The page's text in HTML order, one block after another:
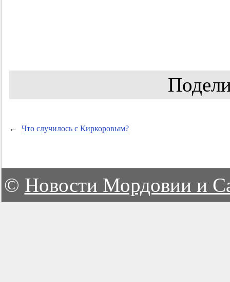
← Что случилось с Киркоровым?
© Новости Мордовии и